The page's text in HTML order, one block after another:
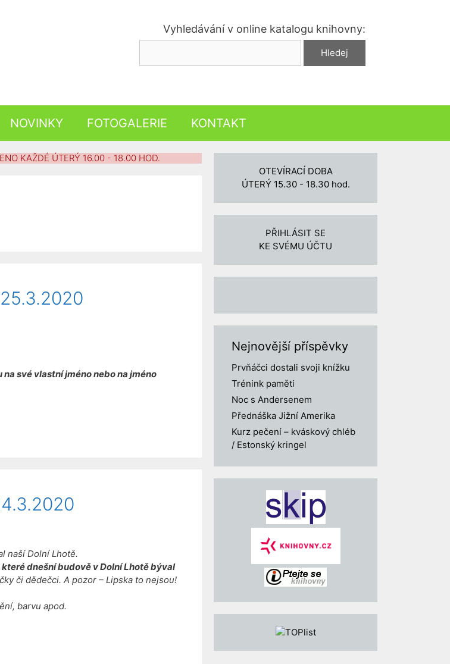
Vyhledávání v online katalogu knihovny:
NOVINKY FOTOGALERIE KONTAKT
KAŽDÉ ÚTERÝ 16.00 - 18.00 HOD.
své vlastní jméno nebo na jméno
naší Dolní Lhotě.
které dnešní budově v Dolní Lhotě býval
či dědečci. A pozor – Lipska to nejsou!
barvu apod.
OTEVÍRACÍ DOBA
ÚTERÝ 15.30 - 18.30 hod.
PŘIHLÁSIT SE
KE SVÉMU ÚČTU
Nejnovější příspěvky
Prvňáčci dostali svoji knížku
Trénink paměti
Noc s Andersenem
Přednáška Jižní Amerika
Kurz pečení – kváskový chléb
/ Estonský kringel